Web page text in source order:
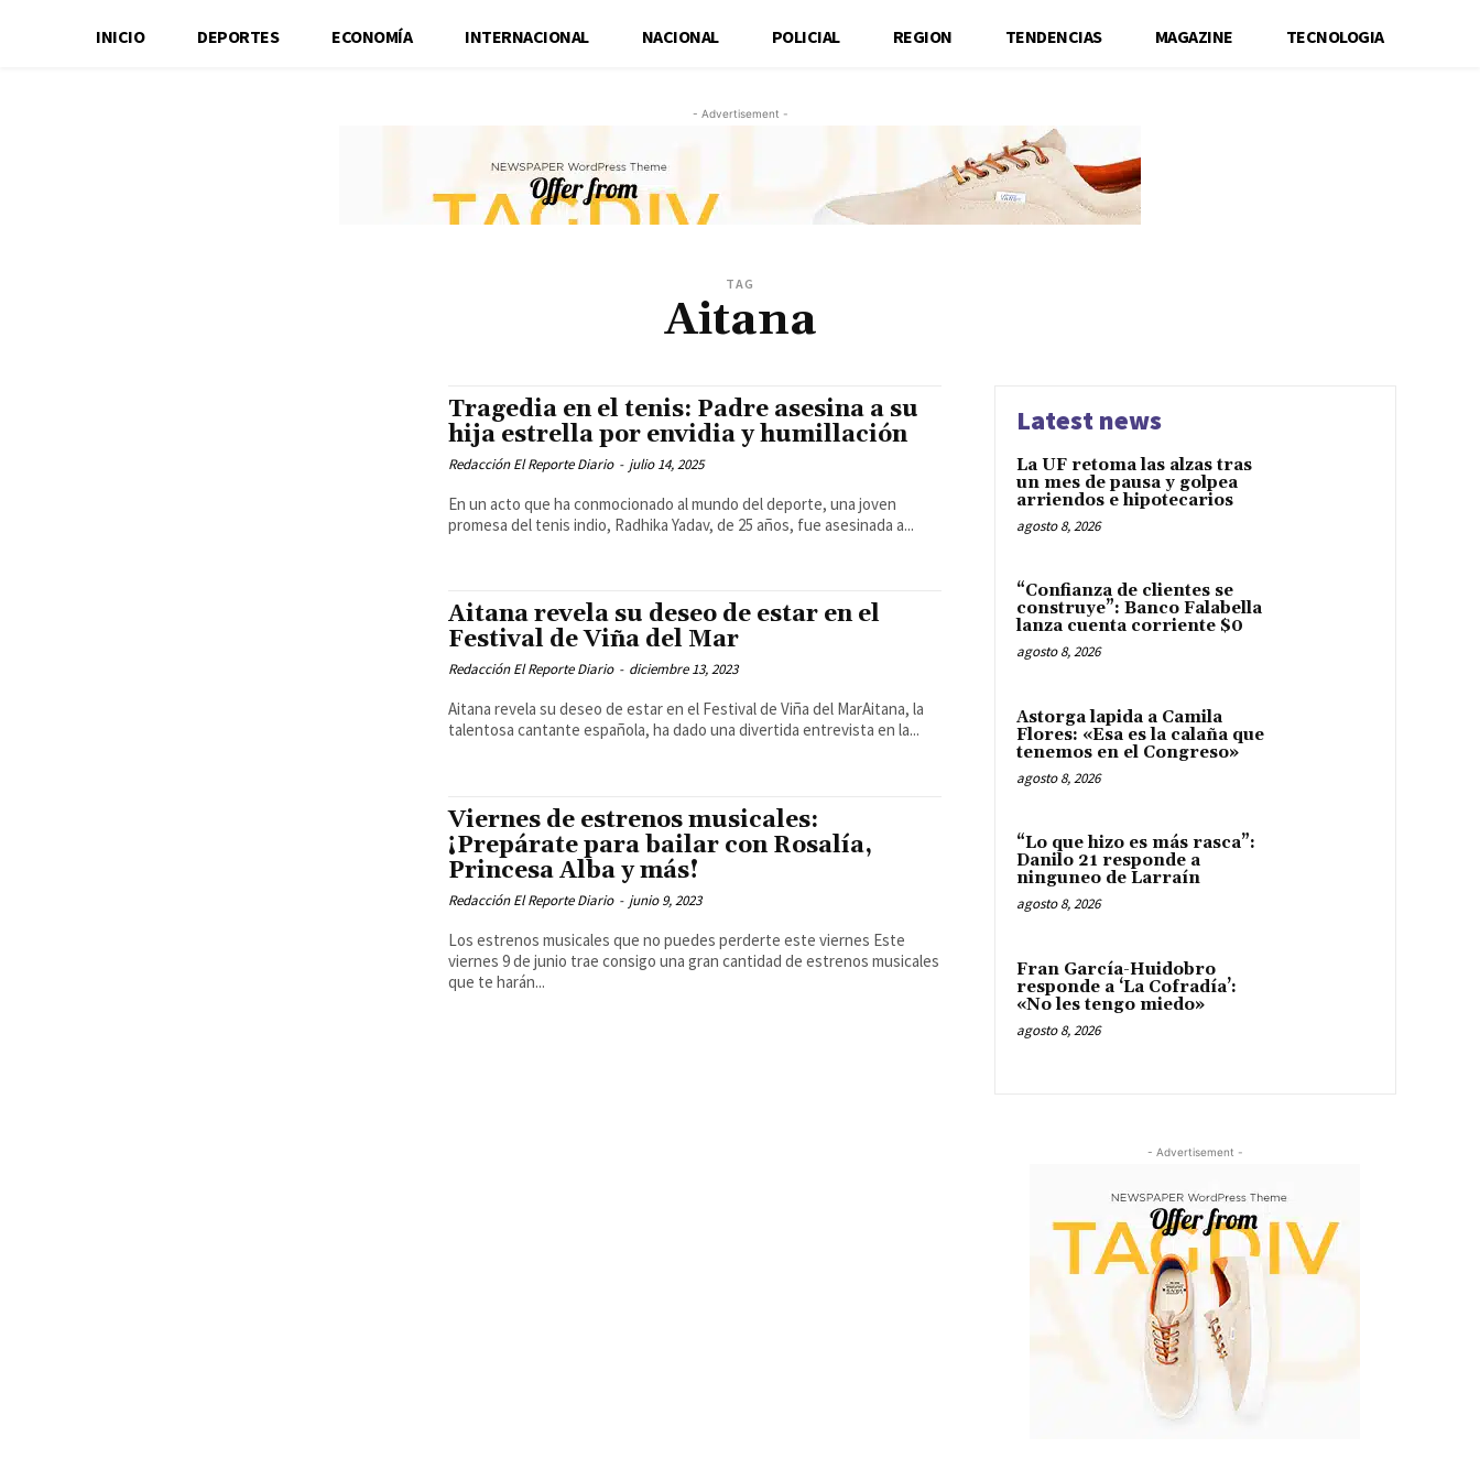
INICIO DEPORTES ECONOMÍA INTERNACIONAL NACIONAL POLICIAL REGION TENDENCIAS MAGAZINE TECNOLOGIA
- Advertisement -
TAG
Aitana
Tragedia en el tenis: Padre asesina a su
hija estrella por envidia y humillación
Redacción El Reporte Diario - julio 14, 2025
En un acto que ha conmocionado al mundo del deporte, una joven
promesa del tenis indio, Radhika Yadav, de 25 años, fue asesinada a...
Aitana revela su deseo de estar en el
Festival de Viña del Mar
Redacción El Reporte Diario - diciembre 13, 2023
Aitana revela su deseo de estar en el Festival de Viña del MarAitana, la
talentosa cantante española, ha dado una divertida entrevista en la...
Viernes de estrenos musicales:
¡Prepárate para bailar con Rosalía,
Princesa Alba y más!
Redacción El Reporte Diario - junio 9, 2023
Los estrenos musicales que no puedes perderte este viernes Este
viernes 9 de junio trae consigo una gran cantidad de estrenos musicales
que te harán...
Latest news
La UF retoma las alzas tras
un mes de pausa y golpea
arriendos e hipotecarios
agosto 8, 2026
“Confianza de clientes se
construye”: Banco Falabella
lanza cuenta corriente $0
agosto 8, 2026
Astorga lapida a Camila
Flores: «Esa es la calaña que
tenemos en el Congreso»
agosto 8, 2026
“Lo que hizo es más rasca”:
Danilo 21 responde a
ninguneo de Larraín
agosto 8, 2026
Fran García-Huidobro
responde a ‘La Cofradía’:
«No les tengo miedo»
agosto 8, 2026
- Advertisement -